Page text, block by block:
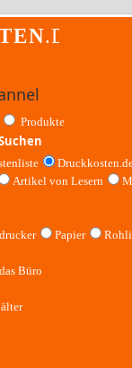
Produkte
Artikel von Lesern
Papier
Büro